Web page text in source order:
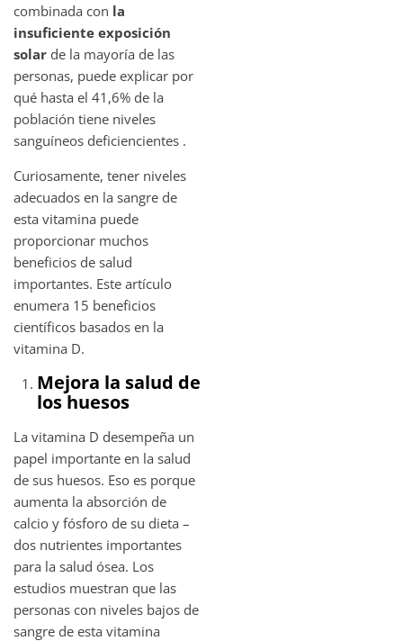
combinada con la
insuficiente exposición
solar de la mayoría de las
personas, puede explicar por
qué hasta el 41,6% de la
población tiene niveles
sanguíneos deficiencientes .
Curiosamente, tener niveles
adecuados en la sangre de
esta vitamina puede
proporcionar muchos
beneficios de salud
importantes. Este artículo
enumera 15 beneficios
científicos basados en la
vitamina D.
Mejora la salud de
los huesos
La vitamina D desempeña un
papel importante en la salud
de sus huesos. Eso es porque
aumenta la absorción de
calcio y fósforo de su dieta –
dos nutrientes importantes
para la salud ósea. Los
estudios muestran que las
personas con niveles bajos de
sangre de esta vitamina